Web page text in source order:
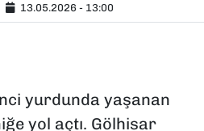
13.05.2026 - 13:00
yurdunda yaşanan
yol açtı. Gölhisar